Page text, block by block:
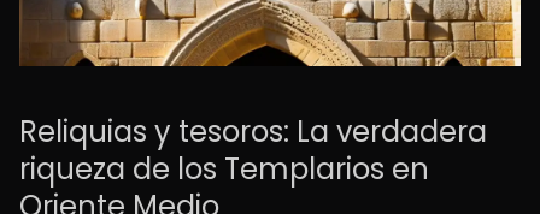
Reliquias y tesoros: La verdadera
riqueza de los Templarios en